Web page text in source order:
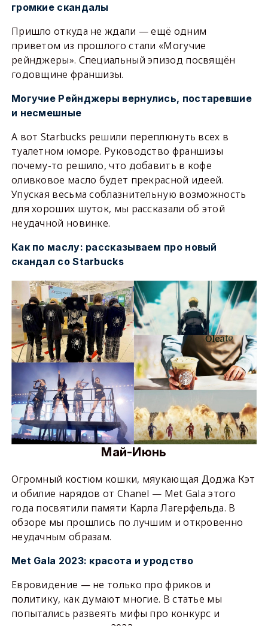
громкие скандалы
Пришло откуда не ждали — ещё одним
приветом из прошлого стали «Могучие
рейнджеры». Специальный эпизод посвящён
годовщине франшизы.
Могучие Рейнджеры вернулись, постаревшие
и несмешные
А вот Starbucks решили переплюнуть всех в
туалетном юморе. Руководство франшизы
почему-то решило, что добавить в кофе
оливковое масло будет прекрасной идеей.
Упуская весьма соблазнительную возможность
для хороших шуток, мы рассказали об этой
неудачной новинке.
Как по маслу: рассказываем про новый
скандал со Starbucks
Май-Июнь
Огромный костюм кошки, мяукающая Доджа Кэт
и обилие нарядов от Chanel — Met Gala этого
года посвятили памяти Карла Лагерфельда. В
обзоре мы прошлись по лучшим и откровенно
неудачным образам.
Met Gala 2023: красота и уродство
Евровидение — не только про фриков и
политику, как думают многие. В статье мы
попытались развеять мифы про конкурс и